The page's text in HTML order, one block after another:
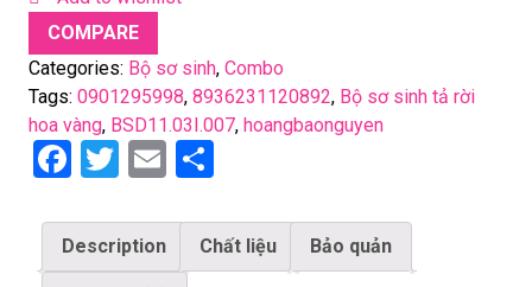
COMPARE
Categories: Bộ sơ sinh, Combo
Tags: 0901295998, 8936231120892, Bộ sơ sinh tả rời
hoa vàng, BSD11.03I.007, hoangbaonguyen
F
ce
b
T
tt
er
E
ail ar
e
Description Chất liệu Bảo quản